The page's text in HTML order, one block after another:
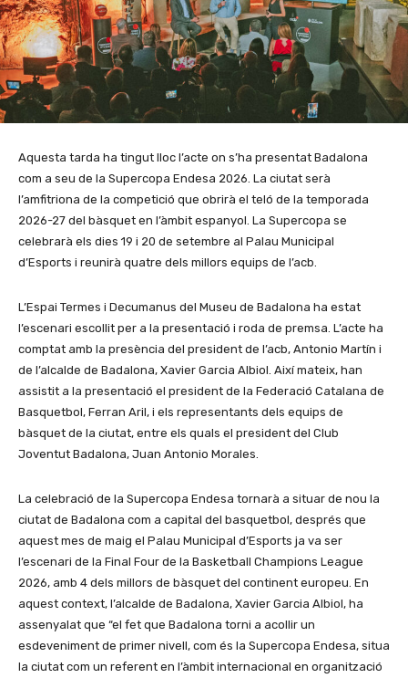
Aquesta tarda ha tingut lloc l’acte on s’ha presentat Badalona
com a seu de la Supercopa Endesa 2026. La ciutat serà
l’amfitriona de la competició que obrirà el teló de la temporada
2026-27 del bàsquet en l’àmbit espanyol. La Supercopa se
celebrarà els dies 19 i 20 de setembre al Palau Municipal
d’Esports i reunirà quatre dels millors equips de l’acb.
L’Espai Termes i Decumanus del Museu de Badalona ha estat
l’escenari escollit per a la presentació i roda de premsa. L’acte ha
comptat amb la presència del president de l’acb, Antonio Martín i
de l’alcalde de Badalona, Xavier Garcia Albiol. Així mateix, han
assistit a la presentació el president de la Federació Catalana de
Basquetbol, Ferran Aril, i els representants dels equips de
bàsquet de la ciutat, entre els quals el president del Club
Joventut Badalona, Juan Antonio Morales.
La celebració de la Supercopa Endesa tornarà a situar de nou la
ciutat de Badalona com a capital del basquetbol, després que
aquest mes de maig el Palau Municipal d’Esports ja va ser
l’escenari de la Final Four de la Basketball Champions League
2026, amb 4 dels millors de bàsquet del continent europeu. En
aquest context, l’alcalde de Badalona, Xavier Garcia Albiol, ha
assenyalat que “el fet que Badalona torni a acollir un
esdeveniment de primer nivell, com és la Supercopa Endesa, situa
la ciutat com un referent en l’àmbit internacional en organització